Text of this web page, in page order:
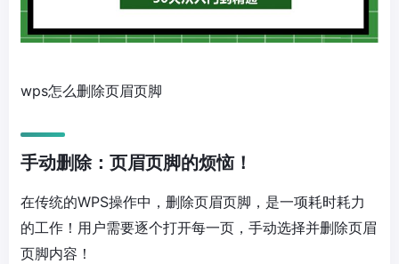
wps怎么删除页眉页脚
手动删除：页眉页脚的烦恼！
在传统的WPS操作中，删除页眉页脚，是一项耗时耗力
的工作！用户需要逐个打开每一页，手动选择并删除页眉
页脚内容！